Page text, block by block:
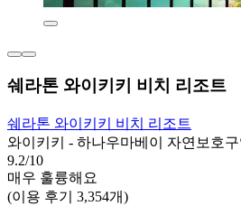
쉐라톤 와이키키 비치 리조트
쉐라톤 와이키키 비치 리조트
와이키키 - 하나우마베이 자연보호구
9.2/10
매우 훌륭해요
(이용 후기 3,354개)